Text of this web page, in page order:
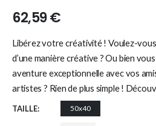
62,59€
Libérez votre créativité ! Voulez-
d’une manière créative ? Ou bien
aventure exceptionnelle avec vos
artistes ? Rien de plus simple !
TAILLE 50x40